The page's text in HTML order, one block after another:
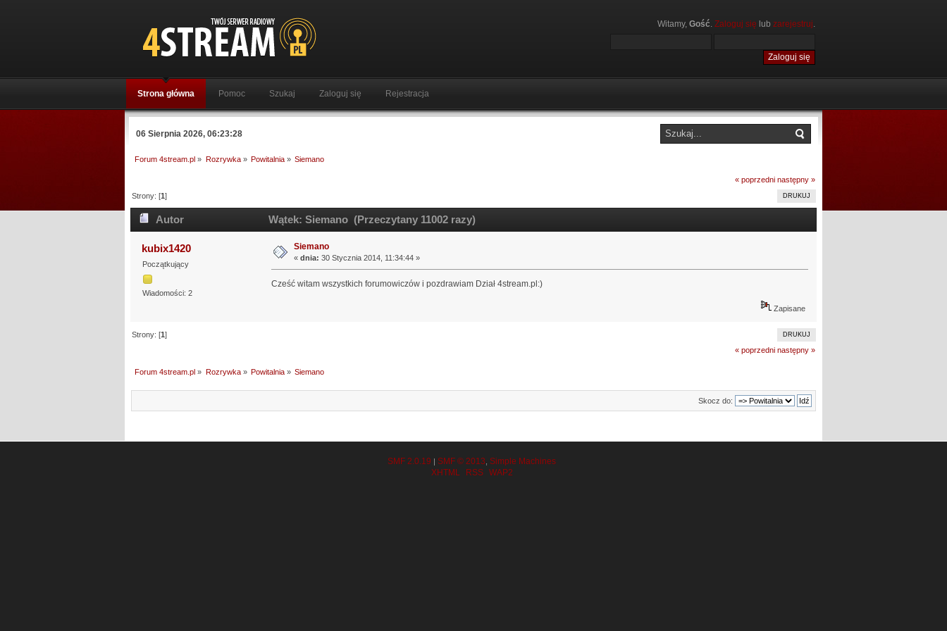
Witamy, Gość. Zaloguj się lub zarejestruj.
Strona główna Pomoc Szukaj Zaloguj się Rejestracja
06 Sierpnia 2026, 06:23:28
Forum 4stream.pl » Rozrywka» Powitalnia» Siemano
« poprzedni następny »
DRUKUJ
Strony: [1]
Autor Wątek: Siemano (Przeczytany 11002 razy)
kubix1420
Początkujący
Wiadomości: 2
Siemano
« dnia: 30 Stycznia 2014, 11:34:44 »
Cześć witam wszystkich forumowiczów i pozdrawiam Dział 4stream.pl:)
Zapisane
DRUKUJ
Strony: [1]
« poprzedni następny »
Forum 4stream.pl » Rozrywka» Powitalnia» Siemano
Skocz do:
SMF 2.0.19 | SMF © 2013 Simple Machines
XHTML
RSS WAP2